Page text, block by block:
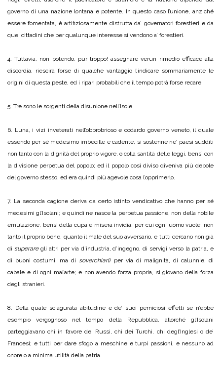
governo di una nazione lontana e potente. In questo caso l’unione, anziché
essere fomentata, è artifiziosamente distrutta da’ governatori forestieri e da
quei cittadini che per qualunque interesse si vendono a’ forestieri.
4. Tuttavia, non potendo, pur troppo! assegnare verun rimedio efficace alla
discordia, riescirà forse di qualche vantaggio l’indicare sommariamente le
origini di questa peste, ed i ripari probabili che il tempo potrà forse recare.
5. Tre sono le sorgenti della disunione nell’Isole.
6. L’una, i vizi inveterati nell’obbrobrioso e codardo governo veneto, il quale
essendo per sé medesimo imbecille e cadente, si sostenne ne’ paesi sudditi
non tanto con la dignità del proprio vigore, o colla santità delle leggi, bensì con
la divisione perpetua del popolo; ed il popolo così diviso diveniva più debole
del governo stesso, ed era quindi più agevole cosa l’opprimerlo.
7. La seconda cagione deriva da certo istinto vendicativo che hanno per sé
medesimi gl’Isolani; e quindi ne nasce la perpetua passione, non della nobile
emulazione, bensì della cupa e misera invidia, per cui ogni uomo vuole, non
tanto il proprio bene, quanto il male del suo avversario, e tutti cercano non già
di superaregli altri per via d’industria, d’ingegno, di servigi verso la patria, e
di buoni costumi, ma di soverchiarliper via di malignità, di calunnie, di
cabale e di ogni mal’arte; e non avendo forza propria, si giovano della forza
degli stranieri.
8. Della quale sciagurata abitudine e de’ suoi perniciosi effetti se n’ebbe
esempio vergognoso nel tempo della Repubblica, allorché gl’Isolani
parteggiavano chi in favore dei Russi, chi dei Turchi, chi degl’Inglesi o de’
Francesi; e tutti per dare sfogo a meschine e turpi passioni, e nessuno ad
onore o a minima utilità della patria.